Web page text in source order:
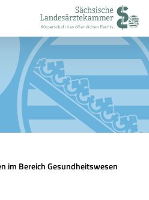
im Bereich Gesundheitswesen